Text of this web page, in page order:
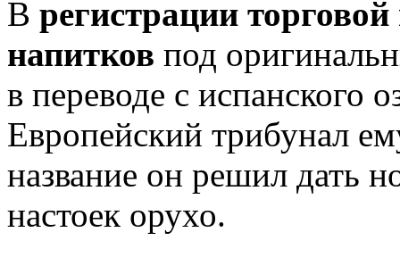
В регистрации
напитков под
в переводе с испанского
Европейский трибунал
название он решил дать
настоек орухо.